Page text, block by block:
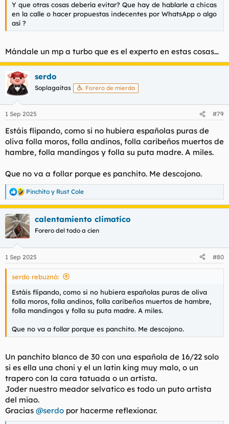
Y que otras cosas debería evitar? Que hay de hablarle a chicas
en la calle o hacer propuestas indecentes por WhatsApp o algo
así ?
Mándale un mp a turbo que es el experto en estas cosas…
serdo
Soplagaitas Forero de mierda
1 Sep 2025 #79
Estáis flipando, como si no hubiera españolas puras de
oliva folla moros, folla andinos, folla caribeños muertos de
hambre, folla mandingos y folla su puta madre. A miles.
Que no va a follar porque es panchito. Me descojono.
R
e
a
c
c
i
e
s
Pinchito y Rust Cole
calentamiento climatico
Forero del todo a cien
1 Sep 2025 #80
serdo rebuznó:
Estáis flipando, como si no hubiera españolas puras de oliva
folla moros, folla andinos, folla caribeños muertos de hambre,
folla mandingos y folla su puta madre. A miles.
Que no va a follar porque es panchito. Me descojono.
Un panchito blanco de 30 con una española de 16/22 solo
si es ella una choni y el un latin king muy malo, o un
trapero con la cara tatuada o un artista.
Joder nuestro meador selvatico es todo un puto artista
del miao.
Gracias @serdo por hacerme reflexionar.